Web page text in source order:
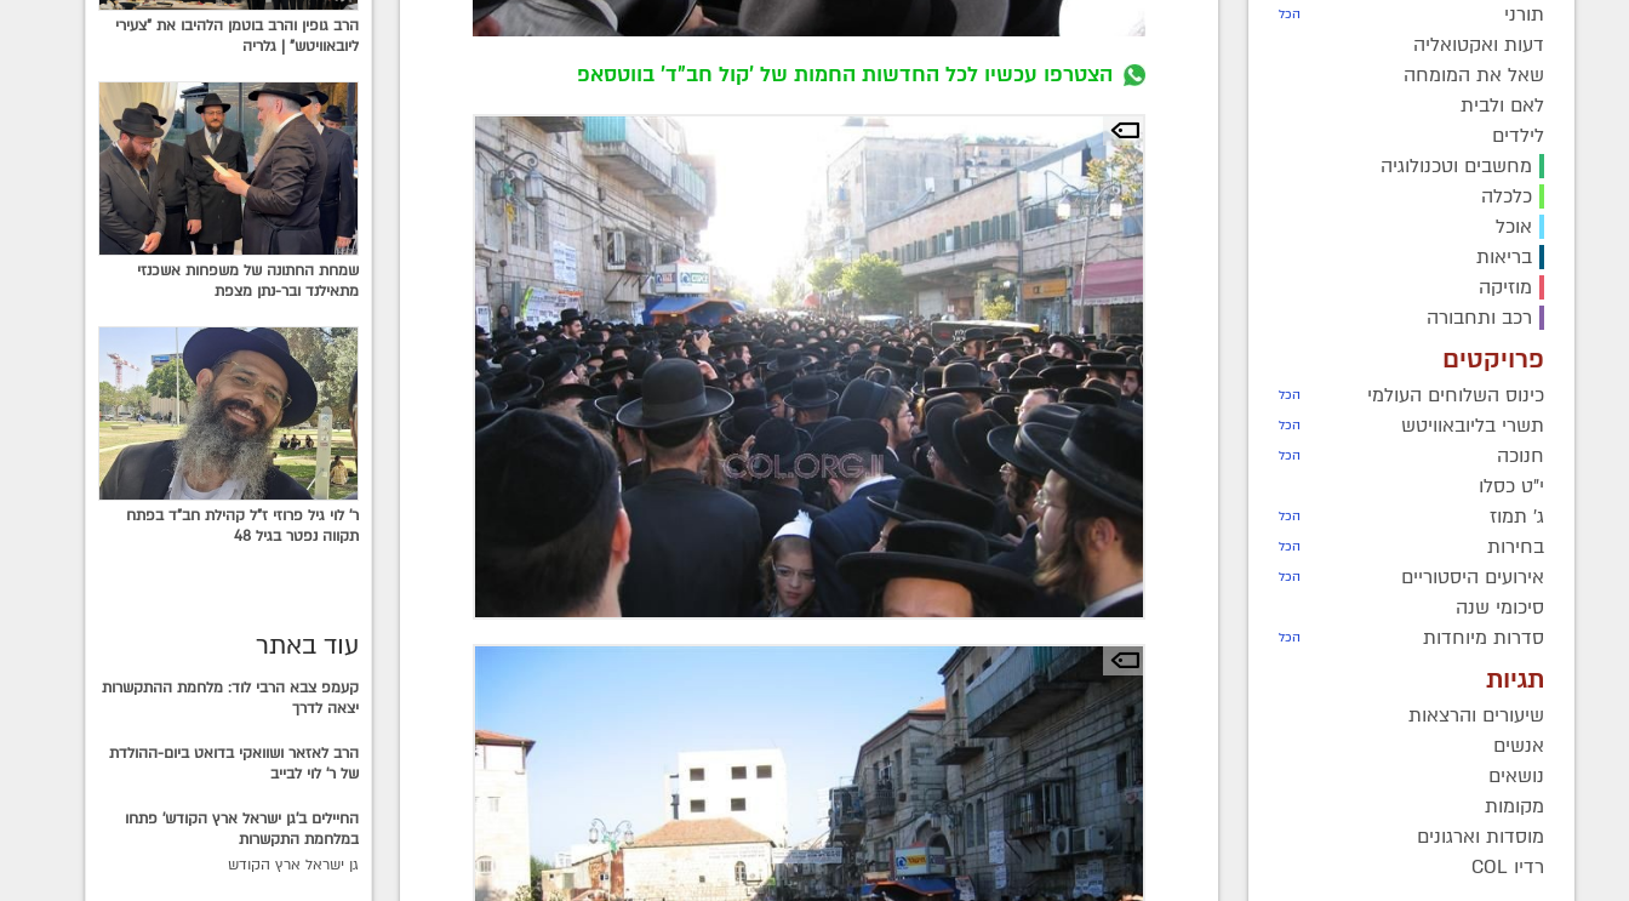
תורני
הכל
דעות ואקטואליה
שאל את המומחה
לאם ולבית
לילדים
מחשבים וטכנולוגיה
כלכלה
אוכל
בריאות
מוזיקה
רכב ותחבורה
פרויקטים
כינוס השלוחים העולמי הכל
תשרי בליובאוויטש הכל
חנוכה הכל
י"ט כסלו
ג' תמוז
הכל
בחירות הכל
אירועים היסטוריים הכל
סיכומי שנה
סדרות מיוחדות
הכל
תגיות
שיעורים והרצאות
אנשים
נושאים
מקומות
מוסדות וארגונים
רדיו COL
הצטרפו עכשיו לכל החדשות החמות של 'קול חב"ד' בווטסאפ
הרב גופין והרב בוטמן הלהיבו את "צעירי
ליובאוויטש" | גלריה
שמחת החתונה של משפחות אשכנזי
מתאילנד ובר-נתן מצפת
ר' לוי גיל פרוזי ז"ל קהילת חב"ד בפתח
תקווה נפטר בגיל 48
עוד באתר
קעמפ צבא הרבי לוד: מלחמת ההתקשרות
יצאה לדרך
הרב לאזאר ושוואקי בדואט ביום-ההולדת
של ר' לוי לבייב
החיילים ב'גן ישראל ארץ הקודש' פתחו
במלחמת התקשרות
גן ישראל ארץ הקודש